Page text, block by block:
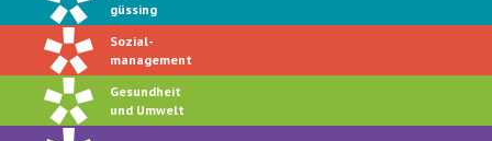
güssing
Sozial-
management
Gesundheit
und Umwelt